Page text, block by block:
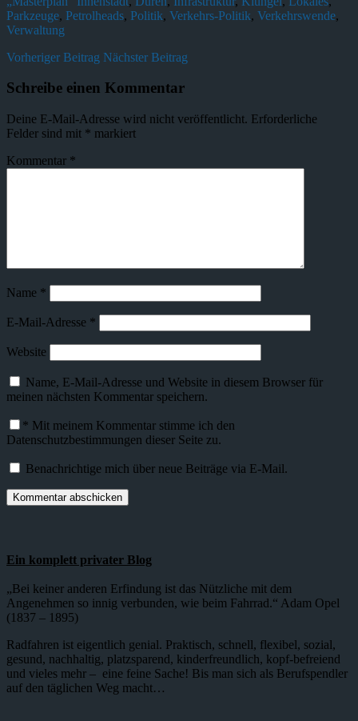
Parkzeuge, Petrolheads, Politik, Verkehrs-Politik, Verkehrswende,
Verwaltung
Vorheriger Beitrag Nächster Beitrag
Schreibe einen Kommentar
Deine E-Mail-Adresse wird nicht veröffentlicht. Erforderliche
Felder sind mit * markiert
Kommentar *
Name *
E-Mail-Adresse *
Website
Name, E-Mail-Adresse und Website in diesem Browser für
meinen nächsten Kommentar speichern.
* Mit meinem Kommentar stimme ich den
Datenschutzbestimmungen dieser Seite zu.
Benachrichtige mich über neue Beiträge via E-Mail.
Ein komplett privater Blog
„Bei keiner anderen Erfindung ist das Nützliche mit dem
Angenehmen so innig verbunden, wie beim Fahrrad.“ Adam Opel
(1837 – 1895)
Radfahren ist eigentlich genial. Praktisch, schnell, flexibel, sozial,
gesund, nachhaltig, platzsparend, kinderfreundlich, kopf-befreiend
und vieles mehr – eine feine Sache! Bis man sich als Berufspendler
auf den täglichen Weg macht…